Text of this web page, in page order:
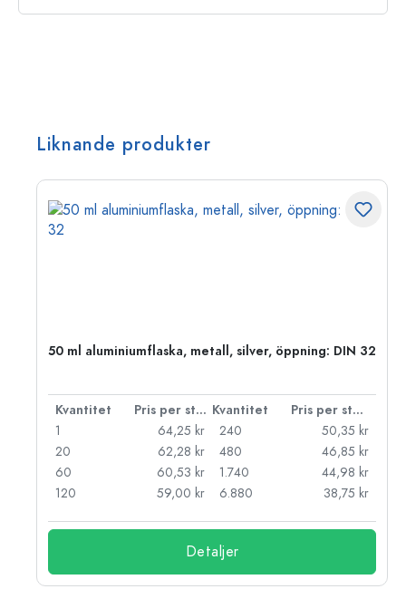
Liknande produkter
50 ml aluminiumflaska, metall, silver, öppning: DIN 32
Kvantitet Pris per styck Kvantitet
Pris per styck
1
64,25 kr
20
62,28 kr
60
60,53 kr
120
59,00 kr
240
50,35 kr
480
46,85 kr
1.740
44,98 kr
6.880
38,75 kr
Detaljer